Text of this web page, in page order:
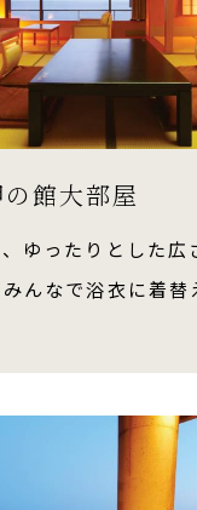
の館大部屋
ゆったりとした広
んなで浴衣に着替